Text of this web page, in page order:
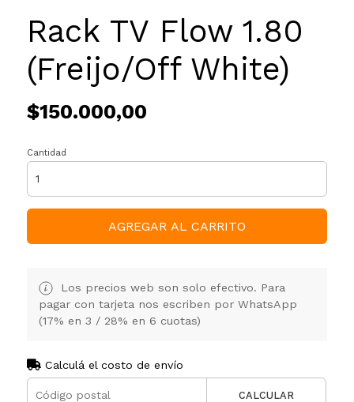
Rack TV Flow 1.80
(Freijo/Off White)
$150.000,00
Cantidad
AGREGAR AL CARRITO
Los precios web son solo efectivo. Para
pagar con tarjeta nos escriben por WhatsApp
(17% en 3 / 28% en 6 cuotas)
Calculá el costo de envío
CALCULAR